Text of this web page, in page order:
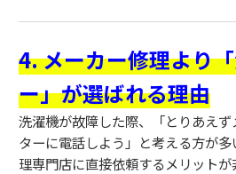
4. メーカー修理より
ー」が選ばれる理由
洗濯機が故障した際、「とりあえ
ターに電話しよう」と考える方が
理専門店に直接依頼するメリットが